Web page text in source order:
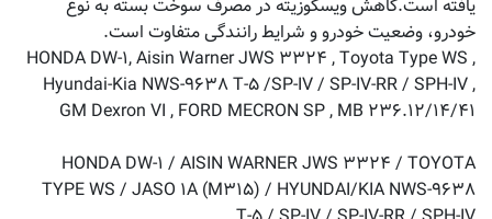
یافته است.کاهش ویسکوزیته در مصرف سوخت بسته به نوع
خودرو، وضعیت خودرو و شرایط رانندگی متفاوت است.
HONDA DW-۱, Aisin Warner JWS ۳۳۲۴ , Toyota Type WS ,
Hyundai-Kia NWS-۹۶۳۸ T-۵ /SP-IV / SP-IV-RR / SPH-IV ,
GM Dexron VI , FORD MECRON SP , MB ۲۳۶.۱۲/۱۴/۴۱
HONDA DW-۱ / AISIN WARNER JWS ۳۳۲۴ / TOYOTA
TYPE WS / JASO ۱A (M۳۱۵) / HYUNDAI/KIA NWS-۹۶۳۸